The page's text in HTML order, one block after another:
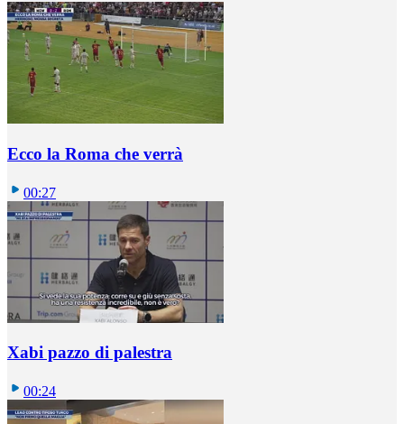
Ecco la Roma che verrà
00:27
Xabi pazzo di palestra
00:24